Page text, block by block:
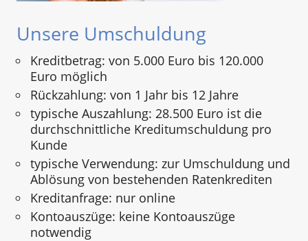
Unsere Umschuldung
Kreditbetrag: von 5.000 Euro bis 120.000
Euro möglich
Rückzahlung: von 1 Jahr bis 12 Jahre
typische Auszahlung: 28.500 Euro ist die
durchschnittliche Kreditumschuldung pro
Kunde
typische Verwendung: zur Umschuldung und
Ablösung von bestehenden Ratenkrediten
Kreditanfrage: nur online
Kontoauszüge: keine Kontoauszüge
notwendig